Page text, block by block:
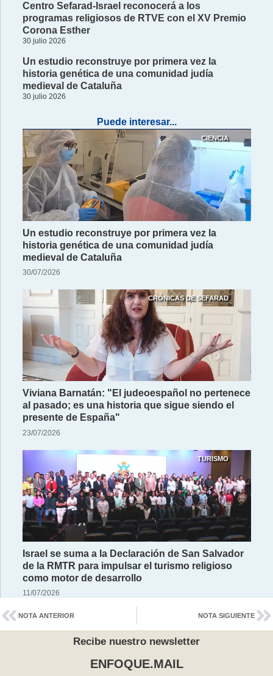
Centro Sefarad-Israel reconocerá a los
programas religiosos de RTVE con el XV Premio
Corona Esther
30 julio 2026
Un estudio reconstruye por primera vez la
historia genética de una comunidad judía
medieval de Cataluña
30 julio 2026
Puede interesar...
CIENCIA
Un estudio reconstruye por primera vez la
historia genética de una comunidad judía
medieval de Cataluña
30/07/2026
CRÓNICAS DE SEFARAD
Viviana Barnatán: "El judeoespañol no pertenece
al pasado; es una historia que sigue siendo el
presente de España"
23/07/2026
TURISMO
Israel se suma a la Declaración de San Salvador
de la RMTR para impulsar el turismo religioso
como motor de desarrollo
11/07/2026
NOTA ANTERIOR NOTA SIGUIENTE
Recibe nuestro newsletter
ENFOQUE.MAIL